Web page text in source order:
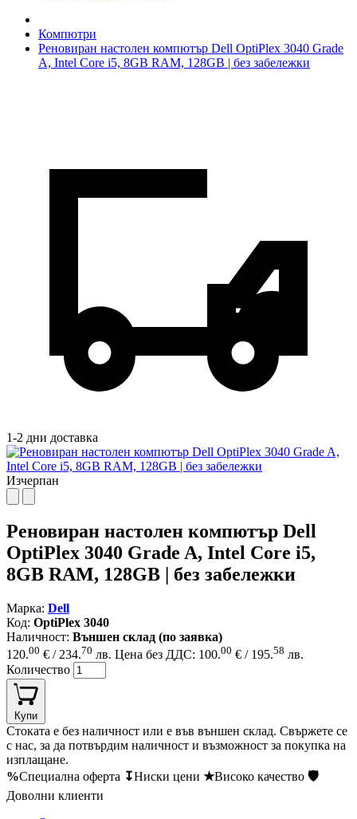
Компютри
Реновиран настолен компютър Dell OptiPlex 3040 Grade
A, Intel Core i5, 8GB RAM, 128GB | без забележки
1-2 дни доставка
Изчерпан
Реновиран настолен компютър Dell
OptiPlex 3040 Grade A, Intel Core i5,
8GB RAM, 128GB | без забележки
Марка: Dell
Код: OptiPlex 3040
Наличност: Външен склад (по заявка)
120.00 € / 234.70 лв. Цена без ДДС: 100.00 € / 195.58 лв.
Количество
Купи
Стоката е без наличност или е във външен склад. Свържете се
с нас, за да потвърдим наличност и възможност за покупка на
изплащане.
%Специална оферта ↧Ниски цени ★Високо качество 🛡
Доволни клиенти